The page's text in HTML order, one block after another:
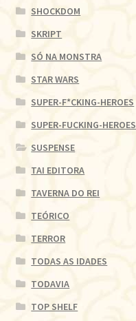
SHOCKDOM
SKRIPT
SÓ NA MONSTRA
STAR WARS
SUPER-F*CKING-HEROES
SUPER-FUCKING-HEROES
SUSPENSE
TAI EDITORA
TAVERNA DO REI
TEÓRICO
TERROR
TODAS AS IDADES
TODAVIA
TOP SHELF